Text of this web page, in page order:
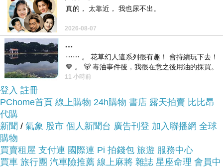
+小丁(黑-桃蕾絲)評論跟比價的結果，還有哪裡買最
便宜划算，發現它真的很不錯!!
而且在網路上購買，品質有保障又有七天鑑
賞期，不滿意可以退貨也不用擔心買
貴!
服務這麼優，當然在網路購物最好啦~~ 專櫃男裝好
便宜
睡衣+小丁(黑-桃蕾絲)~~
真的， 太靠近， 我也尿不出。
2026-08-07
…
⋯⋯ 。 花草幻人這系列很有趣！ 會持續玩下去！
🧡 。 🐻 毒油事件後，我很在意之後用油的採買。
前天購買了我之前就很愛
11 小時前
登入 註冊
PChome首頁 線上購物 24h購物 書店 露天拍賣 比比昂
代購
新聞 / 氣象 股市 個人新聞台 廣告刊登 加入聯播網 全球
購物
買賣租屋 支付連 國際連 Pi 拍錢包 旅遊 服務中心
買車 旅行團 汽車險推薦 線上麻將 雜誌 星座命理 會員中